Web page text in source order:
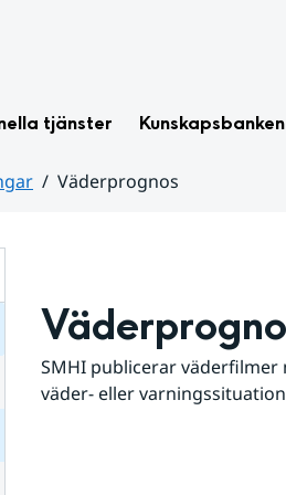
tjänster Kunskapsbanken
Väderprognos
SMHI publicerar väderfilmer
väder- eller